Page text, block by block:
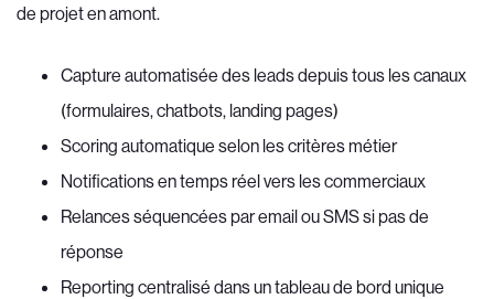
de projet en amont.
Capture automatisée des leads depuis tous les canaux
(formulaires, chatbots, landing pages)
Scoring automatique selon les critères métier
Notifications en temps réel vers les commerciaux
Relances séquencées par email ou SMS si pas de
réponse
Reporting centralisé dans un tableau de bord unique